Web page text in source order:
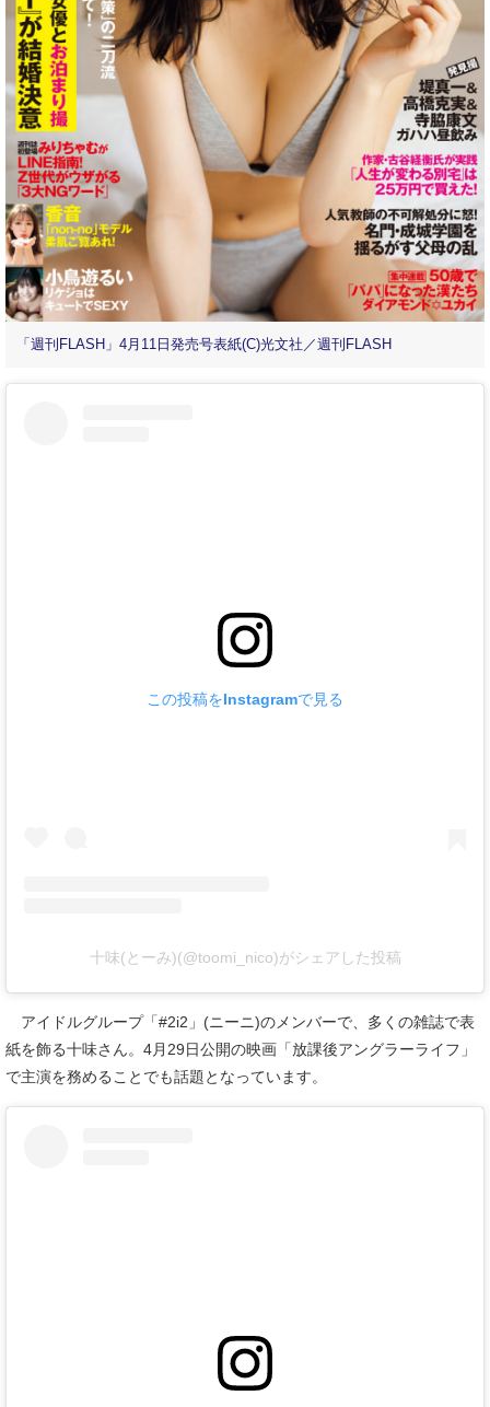
「週刊FLASH」4月11日発売号表紙(C)光文社／週刊FLASH
この投稿をInstagramで見る
十味(とーみ)(@toomi_nico)がシェアした投稿
アイドルグループ「#2i2」(ニーニ)のメンバーで、多くの雑誌で表
紙を飾る十味さん。4月29日公開の映画「放課後アングラーライフ」
で主演を務めることでも話題となっています。